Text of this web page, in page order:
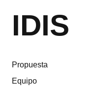
IDIS
Propuesta
Equipo